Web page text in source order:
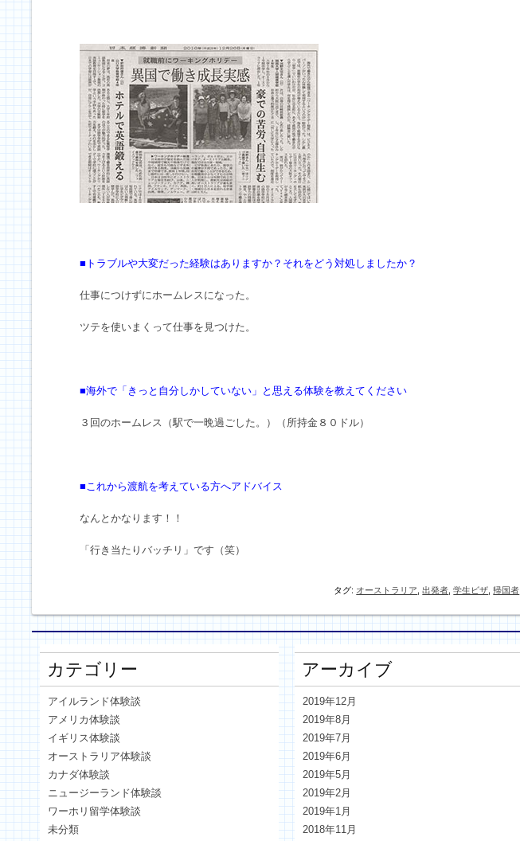
■トラブルや大変だった経験はありますか？それをどう対処しましたか？
仕事につけずにホームレスになった。
ツテを使いまくって仕事を見つけた。
■海外で「きっと自分しかしていない」と思える体験を教えてください
３回のホームレス（駅で一晩過ごした。）（所持金８０ドル）
■これから渡航を考えている方へアドバイス
なんとかなります！！
「行き当たりバッチリ」です（笑）
タグ: オーストラリア ,出発者 ,学生ビザ ,帰国者
カテゴリー
アイルランド体験談
アメリカ体験談
イギリス体験談
オーストラリア体験談
カナダ体験談
ニュージーランド体験談
ワーホリ留学体験談
未分類
アーカイブ
2019年12月
2019年8月
2019年7月
2019年6月
2019年5月
2019年2月
2019年1月
2018年11月